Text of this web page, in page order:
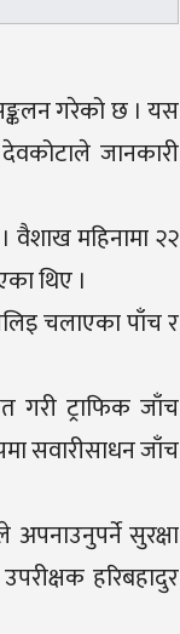
गरेको छ । यस
जानकारी
वैशाख महिनामा २२
थिए ।
चलाएका पाँच र
गरी ट्राफिक जाँच
सवारीसाधन जाँच
अपनाउनुपर्ने सुरक्षा
हरिबहादुर